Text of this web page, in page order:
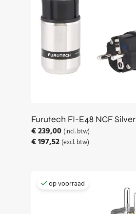
Furutech FI-E48 NCF Silver
€239,00 (incl. btw)
€197,52 (excl. btw)
op voorraad